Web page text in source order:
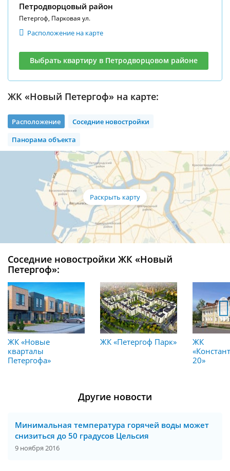
Петродворцовый район
Петергоф, Парковая ул.
Расположение на карте
Выбрать квартиру в Петродворцовом районе
ЖК «Новый Петергоф» на карте:
Расположение
Соседние новостройки
Панорама объекта
Соседние новостройки ЖК «Новый
Петергоф»:
ЖК «Новые
кварталы
Петергофа»
ЖК «Петергоф Парк»
ЖК
20»
Другие новости
Минимальная температура горячей воды может
снизиться до 50 градусов Цельсия
9 ноября 2016